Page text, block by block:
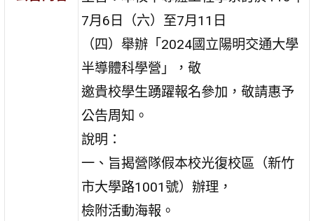
7月6日（六）至7月11日
（四）舉辦「2024國立陽明交通大學
半導體科學營」，敬
邀貴校學生踴躍報名參加，敬請惠予
公告周知。
說明：
一、旨揭營隊假本校光復校區（新竹
市大學路1001號）辦理，
檢附活動海報。